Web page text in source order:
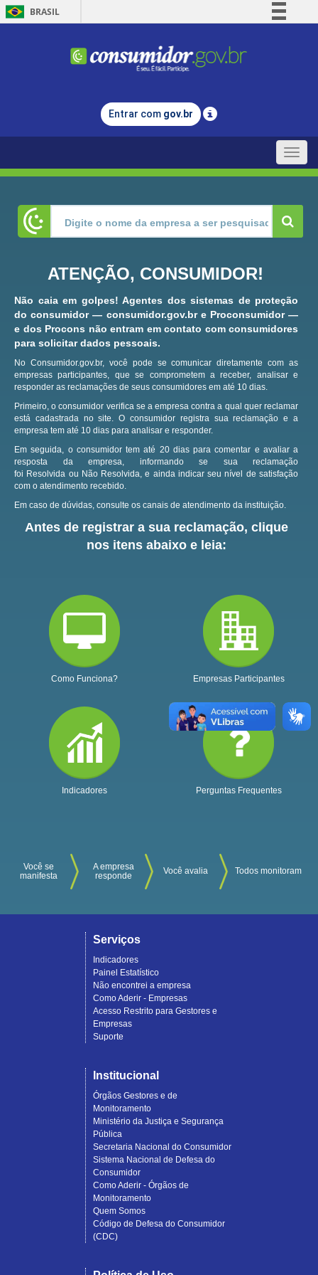
BRASIL
Comunica BR
Legislação
Entrar com gov.br
Toggle
ATENÇÃO, CONSUMIDOR!
Não caia em golpes! Agentes dos sistemas de proteção
do consumidor — consumidor.gov.br e Proconsumidor —
e dos Procons não entram em contato com consumidores
para solicitar dados pessoais.
No Consumidor.gov.br, você pode se comunicar diretamente com as
empresas participantes, que se comprometem a receber, analisar e
responder as reclamações de seus consumidores em até 10 dias.
Primeiro, o consumidor verifica se a empresa contra a qual quer reclamar
está cadastrada no site.O consumidor registra sua reclamação e a
empresa tem até 10 dias para analisar e responder.
Em seguida, o consumidor tem até 20 dias para comentar e avaliar a
resposta da empresa, informando se sua reclamação
foi Resolvida ou Não Resolvida, e ainda indicar seu nível de satisfação
com o atendimento recebido.
Em caso de dúvidas, consulte os canais de atendimento da instituição.
Antes de registrar a sua reclamação, clique
nos itens abaixo e leia:
Como Funciona? Empresas Participantes
Indicadores Perguntas Frequentes
Você se
manifesta
A empresa
responde
Você avalia Todos monitoram
Serviços
Indicadores
Painel Estatístico
Não encontrei a empresa
Como Aderir - Empresas
Acesso Restrito para Gestores e
Empresas
Suporte
Institucional
Órgãos Gestores e de
Monitoramento
Ministério da Justiça e Segurança
Pública
Secretaria Nacional do Consumidor
Sistema Nacional de Defesa do
Consumidor
Como Aderir - Órgãos de
Monitoramento
Quem Somos
Código de Defesa do Consumidor
(CDC)